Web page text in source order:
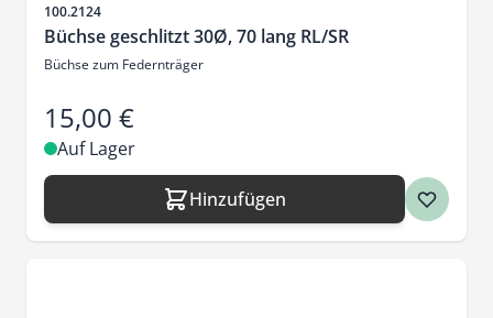
Artikelnr.
100.2124
Büchse geschlitzt 30Ø, 70 lang RL/SR
Büchse zum Federnträger
15,00 €
Auf Lager
Hinzufügen